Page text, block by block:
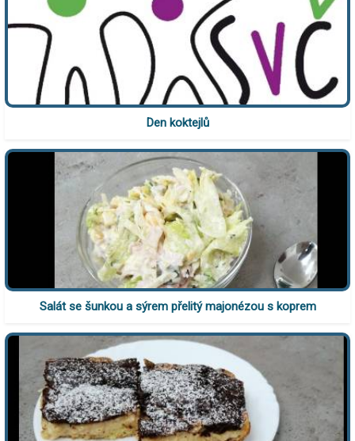
Den koktejlů
Salát se šunkou a sýrem přelitý majonézou s koprem